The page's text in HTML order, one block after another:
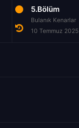
5.Bölüm
Bulanık Kenarlar
10 Temmuz 2025